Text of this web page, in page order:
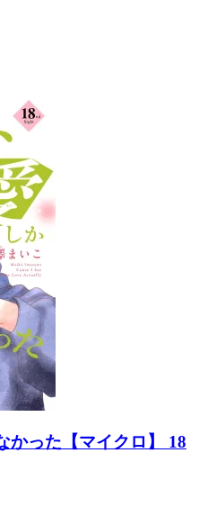
かった【マイクロ】 18